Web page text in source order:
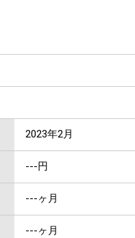
2023年2月
---円
---ヶ月
---ヶ月